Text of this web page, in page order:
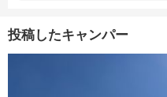
投稿したキャンパー